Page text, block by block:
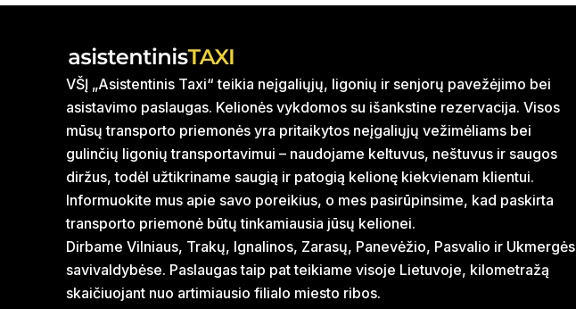
VŠĮ „Asistentinis Taxi“ teikia neįgaliųjų, ligonių ir senjorų pavežėjimo bei
asistavimo paslaugas. Kelionės vykdomos su išankstine rezervacija. Visos
mūsų transporto priemonės yra pritaikytos neįgaliųjų vežimėliams bei
gulinčių ligonių transportavimui – naudojame keltuvus, neštuvus ir saugos
diržus, todėl užtikriname saugią ir patogią kelionę kiekvienam klientui.
Informuokite mus apie savo poreikius, o mes pasirūpinsime, kad paskirta
transporto priemonė būtų tinkamiausia jūsų kelionei.
Dirbame Vilniaus, Trakų, Ignalinos, Zarasų, Panevėžio, Pasvalio ir Ukmergės
savivaldybėse. Paslaugas taip pat teikiame visoje Lietuvoje, kilometražą
skaičiuojant nuo artimiausio filialo miesto ribos.